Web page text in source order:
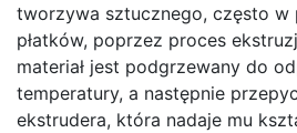
tworzywa sztucznego, często w
płatków, poprzez proces
materiał jest podgrzewany do
temperatury, a następnie
ekstrudera, która nadaje mu